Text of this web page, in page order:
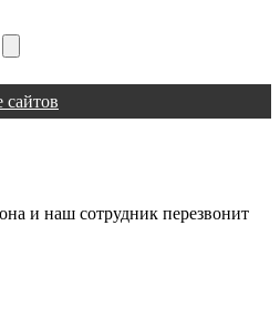
и наш сотрудник перезвонит